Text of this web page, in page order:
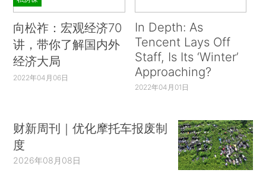
向松祚：宏观经济70
讲，带你了解国内外
经济大局
2022年04月06日
In Depth: As
Tencent Lays Off
Staff, Is Its ‘Winter’
Approaching?
2022年04月01日
财新周刊｜优化摩托车报废制
度
2026年08月08日